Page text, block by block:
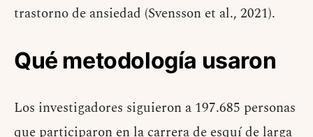
trastorno de ansiedad (Svensson et al., 2021).
Qué metodología usaron
Los investigadores siguieron a 197.685 personas
que participaron en la carrera de esquí de larga